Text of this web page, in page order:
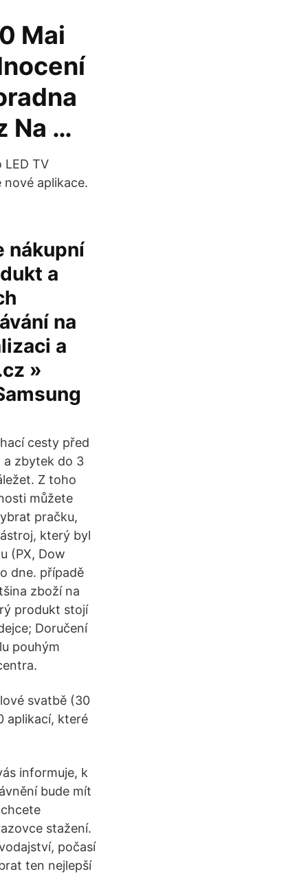
Mai
Na …
TV
aplikace.
nákupní
a
na
a
»
cesty před
a zbytek do 3
Z toho
můžete
pračku,
který byl
(PX, Dow
dne. případě
zboží na
produkt stojí
Doručení
pouhým
svatbě (30
aplikací, které
informuje, k
bude mít
stažení.
počasí
ten nejlepší